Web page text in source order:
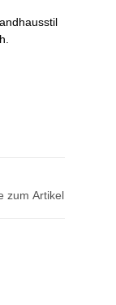
zum Artikel